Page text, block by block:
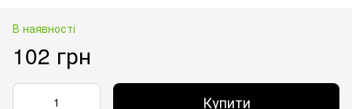
В наявності
102 грн
Купити